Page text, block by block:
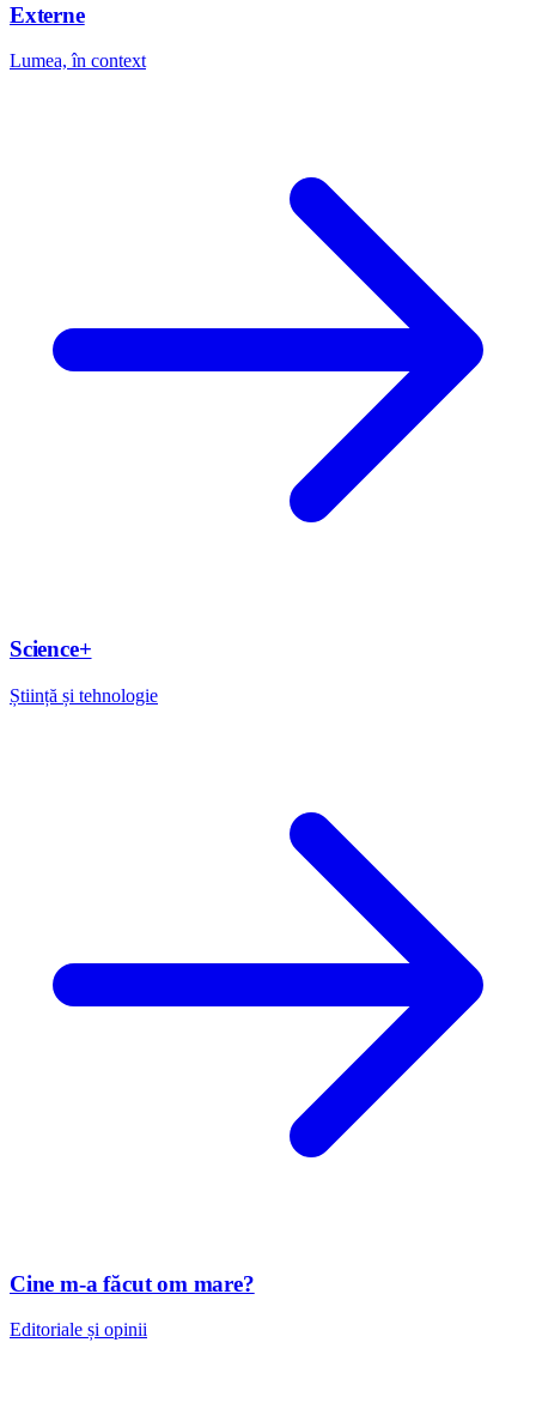
Externe
Lumea, în context
Science+
Știință și tehnologie
Cine m-a făcut om mare?
Editoriale și opinii